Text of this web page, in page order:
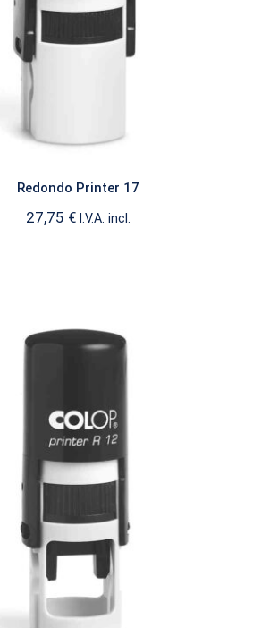
Redondo Printer 17
27,75 € I.V.A. incl.
Redondo Printer 12
PRINTER REDONDO